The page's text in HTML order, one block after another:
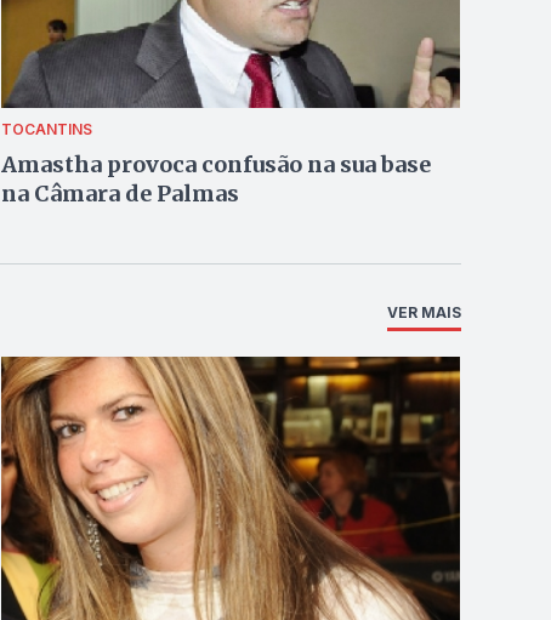
TOCANTINS
Amastha provoca confusão na sua base
na Câmara de Palmas
VER MAIS